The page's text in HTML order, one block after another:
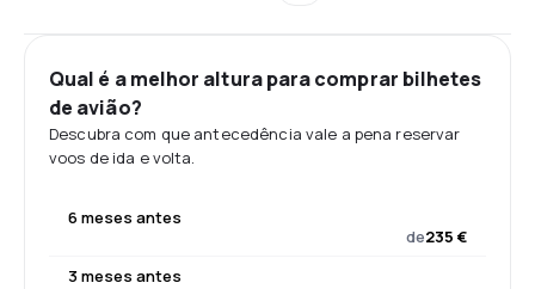
Qual é a melhor altura para comprar bilhetes
de avião?
Descubra com que antecedência vale a pena reservar
voos de ida e volta.
6 meses antes
de235 €
3 meses antes